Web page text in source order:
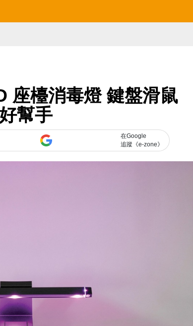
座檯消毒燈 鍵盤滑鼠
幫手
在Google
追蹤《e-zone》